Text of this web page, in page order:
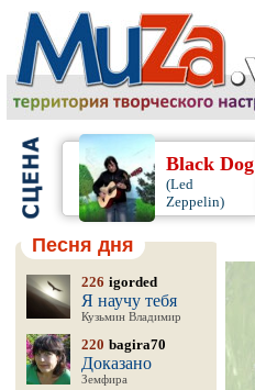
Black Dog
(Led
Zeppelin)
Песня дня
226 igorded
Я научу тебя
Кузьмин Владимир
220 bagira70
Доказано
Земфира